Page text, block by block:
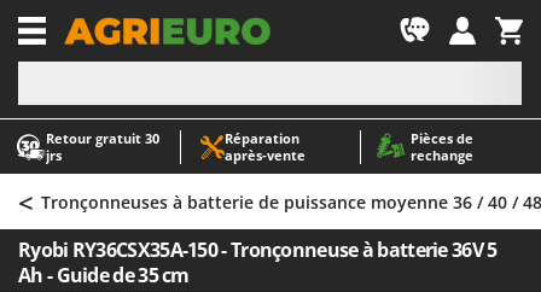
Retour gratuit 30
jrs
Réparation
après‑vente
Pièces de
rechange
-1
A
Abris de jardin
Accessoires pour tracteurs tondeuses autoportés
Aérateurs Scarificateurs pour gazon
Arracheuses de pommes de terre pour tracteur
A
AgriEuro Premium
AgriEuro TOP-LINE
AGT
< Tronçonneuses à batterie de puissance moyenne 36 / 40 /
Ryobi RY36CSX35A-150 - Tronçonneuse à batterie 36V 5
Ah - Guide de 35 cm